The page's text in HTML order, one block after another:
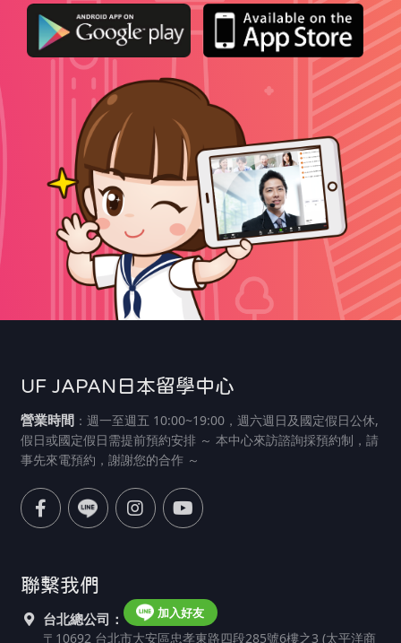
UF JAPAN日本留學中心
營業時間：週一至週五 10:00~19:00，週六週日及國定假日公休,
假日或國定假日需提前預約安排 ～ 本中心來訪諮詢採預約制，請
事先來電預約，謝謝您的合作 ～
聯繫我們
台北總公司： 加入好友
〒10692 台北市大安區忠孝東路四段285號6樓之3 (太平洋商